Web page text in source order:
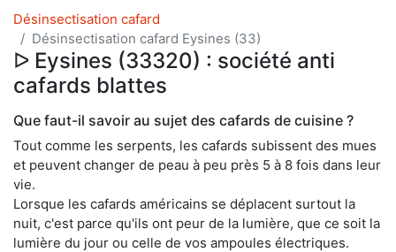
Désinsectisation cafard
Désinsectisation cafard Eysines (33)
ᐅ Eysines (33320) : société anti
cafards blattes
Que faut-il savoir au sujet des cafards de cuisine ?
Tout comme les serpents, les cafards subissent des mues
et peuvent changer de peau à peu près 5 à 8 fois dans leur
vie.
Lorsque les cafards américains se déplacent surtout la
nuit, c'est parce qu'ils ont peur de la lumière, que ce soit la
lumière du jour ou celle de vos ampoules électriques.